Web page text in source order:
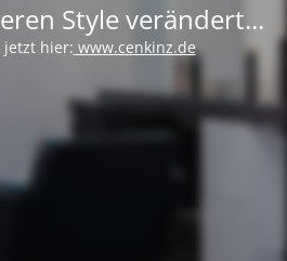
Style verändert...
jetzt hier: www.cenkinz.de